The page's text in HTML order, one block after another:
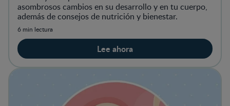
asombrosos cambios en su desarrollo y en tu cuerpo,
además de consejos de nutrición y bienestar.
6 min lectura
Lee ahora